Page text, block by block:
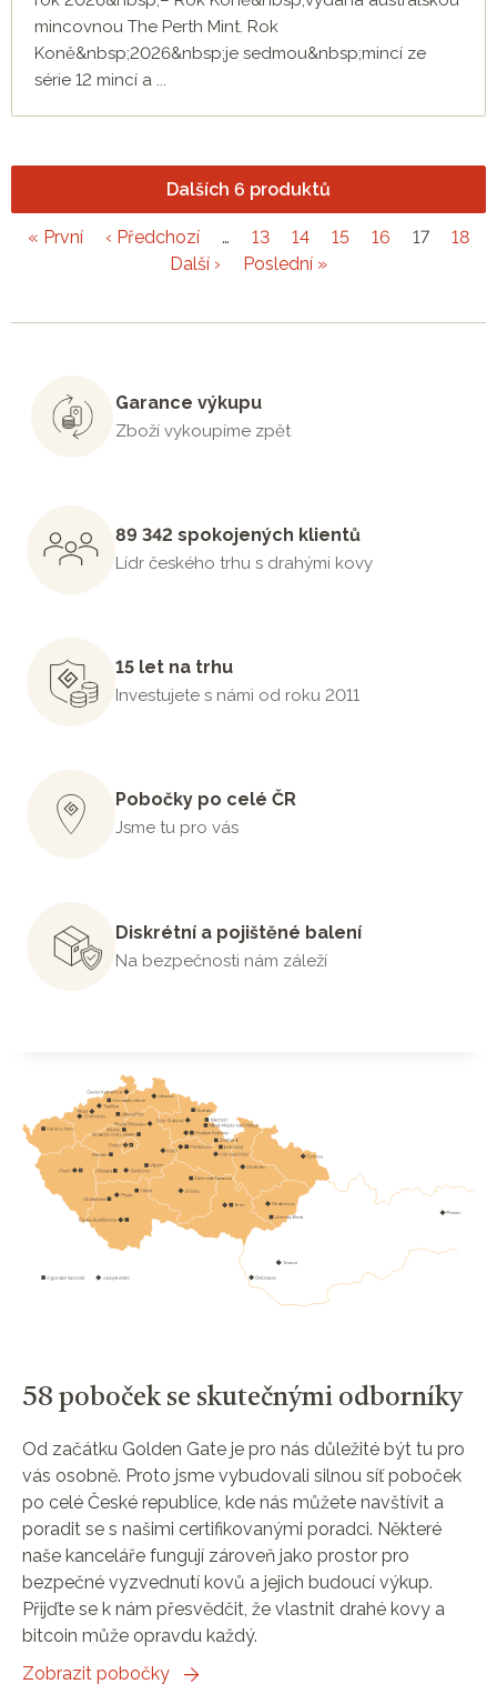
mincovnou The Perth Mint. Rok
Koně&nbsp;2026&nbsp;je sedmou&nbsp;mincí ze
série 12 mincí a ...
Dalších 6 produktů
« První ‹ Předchozí … 13 14 15 16 17
18
Další ›
Poslední »
Garance výkupu
Zboží vykoupíme zpět
89 342 spokojených klientů
Lídr českého trhu s drahými kovy
15 let na trhu
Investujete s námi od roku 2011
Pobočky po celé ČR
Jsme tu pro vás
Diskrétní a pojištěné balení
Na bezpečnosti nám záleží
58 poboček se skutečnými odborníky
Od začátku Golden Gate je pro nás důležité být tu pro
vás osobně. Proto jsme vybudovali silnou síť poboček
po celé České republice, kde nás můžete navštívit a
poradit se s našimi certifikovanými poradci. Některé
naše kanceláře fungují zároveň jako prostor pro
bezpečné vyzvednutí kovů a jejich budoucí výkup.
Přijďte se k nám přesvědčit, že vlastnit drahé kovy a
bitcoin může opravdu každý.
Zobrazit pobočky